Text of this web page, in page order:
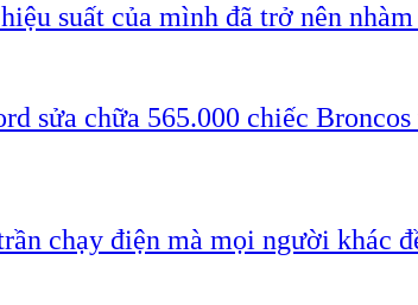
suất của mình đã trở nên
sửa chữa 565.000 chiếc
chạy điện mà mọi người khác